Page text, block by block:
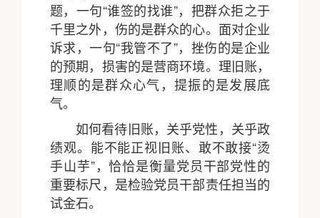
题，一句“谁签的找谁”，把群众拒之于
千里之外，伤的是群众的心。面对企业
诉求，一句“我管不了”，挫伤的是企业
的预期，损害的是营商环境。理旧账，
理顺的是群众心气，提振的是发展底
气。
如何看待旧账，关乎党性，关乎政
绩观。能不能正视旧账、敢不敢接“烫
手山芋”，恰恰是衡量党员干部党性的
重要标尺，是检验党员干部责任担当的
试金石。